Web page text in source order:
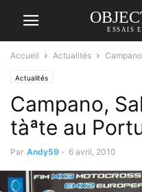
ESSAIS
Accueil Actualités
Actualités
Campano,
tàªte au
Par Andy59 - 6 avril, 2010